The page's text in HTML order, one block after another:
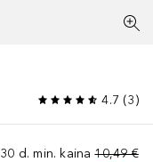
4.7 (3)
30 d. min. kaina 10,49 €